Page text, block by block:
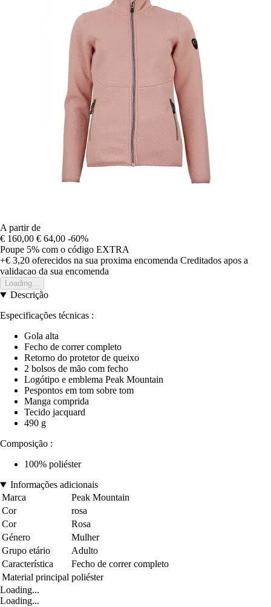
A partir de
€ 160,00 € 64,00 -60%
Poupe 5% com o código EXTRA
+€ 3,20 oferecidos na sua proxima encomenda Creditados apos a
validacao da sua encomenda
Loading...
Descrição
Especificações técnicas :
Gola alta
Fecho de correr completo
Retorno do protetor de queixo
2 bolsos de mão com fecho
Logótipo e emblema Peak Mountain
Pespontos em tom sobre tom
Manga comprida
Tecido jacquard
490 g
Composição :
100% poliéster
Informações adicionais
Marca
Peak Mountain
Cor
rosa
Cor
Rosa
Género
Mulher
Grupo etário
Adulto
Característica
Fecho de correr completo
Material principal poliéster
Loading...
Loading...